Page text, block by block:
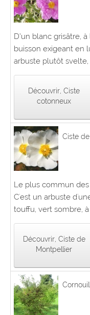
D’un blanc grisâtre,
buisson exigeant en
arbuste plutôt
Découvrir, Ciste
cotonneux
Ciste
Le plus commun
C'est un arbuste
touffu, vert sombre,
Découvrir, Ciste de
Montpellier